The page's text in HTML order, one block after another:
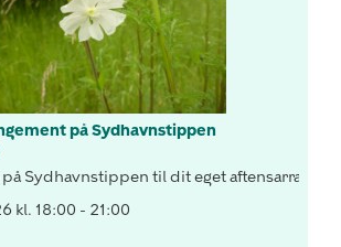
på Sydhavnstippen
på Sydhavnstippen til dit eget
kl. 18:00 - 21:00